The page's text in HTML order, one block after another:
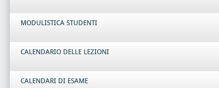
MODULISTICA STUDENTI
CALENDARIO DELLE LEZIONI
CALENDARI DI ESAME